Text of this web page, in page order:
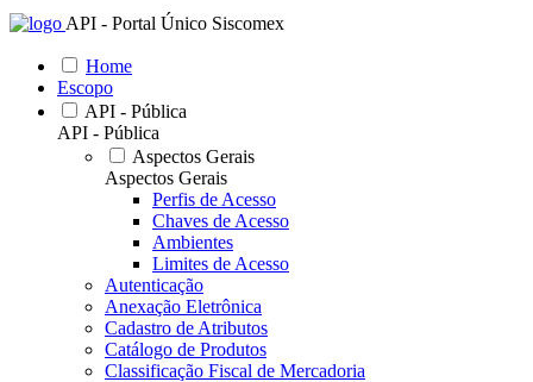
API - Portal Único Siscomex
Home
Escopo
API - Pública
API - Pública
Aspectos Gerais
Aspectos Gerais
Perfis de Acesso
Chaves de Acesso
Ambientes
Limites de Acesso
Autenticação
Anexação Eletrônica
Cadastro de Atributos
Catálogo de Produtos
Classificação Fiscal de Mercadoria